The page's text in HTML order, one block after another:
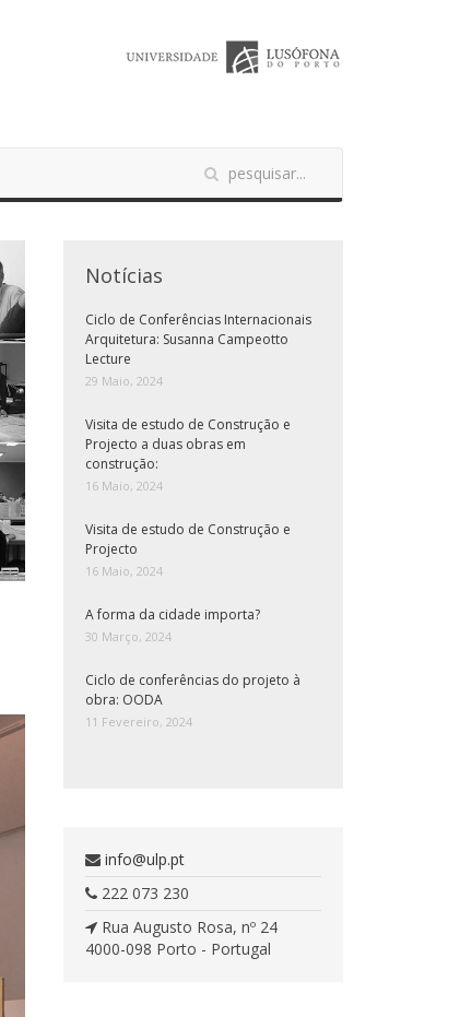
Notícias
Ciclo de Conferências Internacionais
Arquitetura: Susanna Campeotto
Lecture
29 Maio, 2024
Visita de estudo de Construção e
Projecto a duas obras em
construção:
16 Maio, 2024
Visita de estudo de Construção e
Projecto
16 Maio, 2024
A forma da cidade importa?
30 Março, 2024
Ciclo de conferências do projeto à
obra: OODA
11 Fevereiro, 2024
info@ulp.pt
222 073 230
Rua Augusto Rosa, nº 24
4000-098 Porto - Portugal